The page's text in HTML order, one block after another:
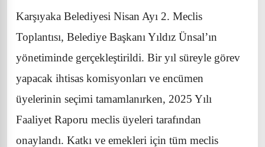
Karşıyaka Belediyesi Nisan Ayı 2. Meclis
Toplantısı, Belediye Başkanı Yıldız Ünsal’ın
yönetiminde gerçekleştirildi. Bir yıl süreyle görev
yapacak ihtisas komisyonları ve encümen
üyelerinin seçimi tamamlanırken, 2025 Yılı
Faaliyet Raporu meclis üyeleri tarafından
onaylandı. Katkı ve emekleri için tüm meclis